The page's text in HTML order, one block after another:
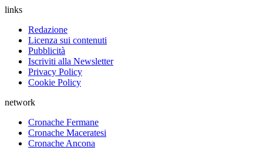
links
Redazione
Licenza sui contenuti
Pubblicità
Iscriviti alla Newsletter
Privacy Policy
Cookie Policy
network
Cronache Fermane
Cronache Maceratesi
Cronache Ancona